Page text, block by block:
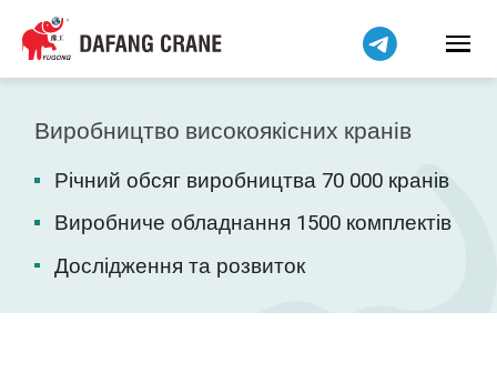
Виробництво високоякісних кранів
Річний обсяг виробництва 70 000 кранів
Виробниче обладнання 1500 комплектів
Дослідження та розвиток
हिन्दी
Bahasa Indonesia
Bahasa Melayu
Tiếng Việt
简体中文
বাংলা
فارسی
Pilipino